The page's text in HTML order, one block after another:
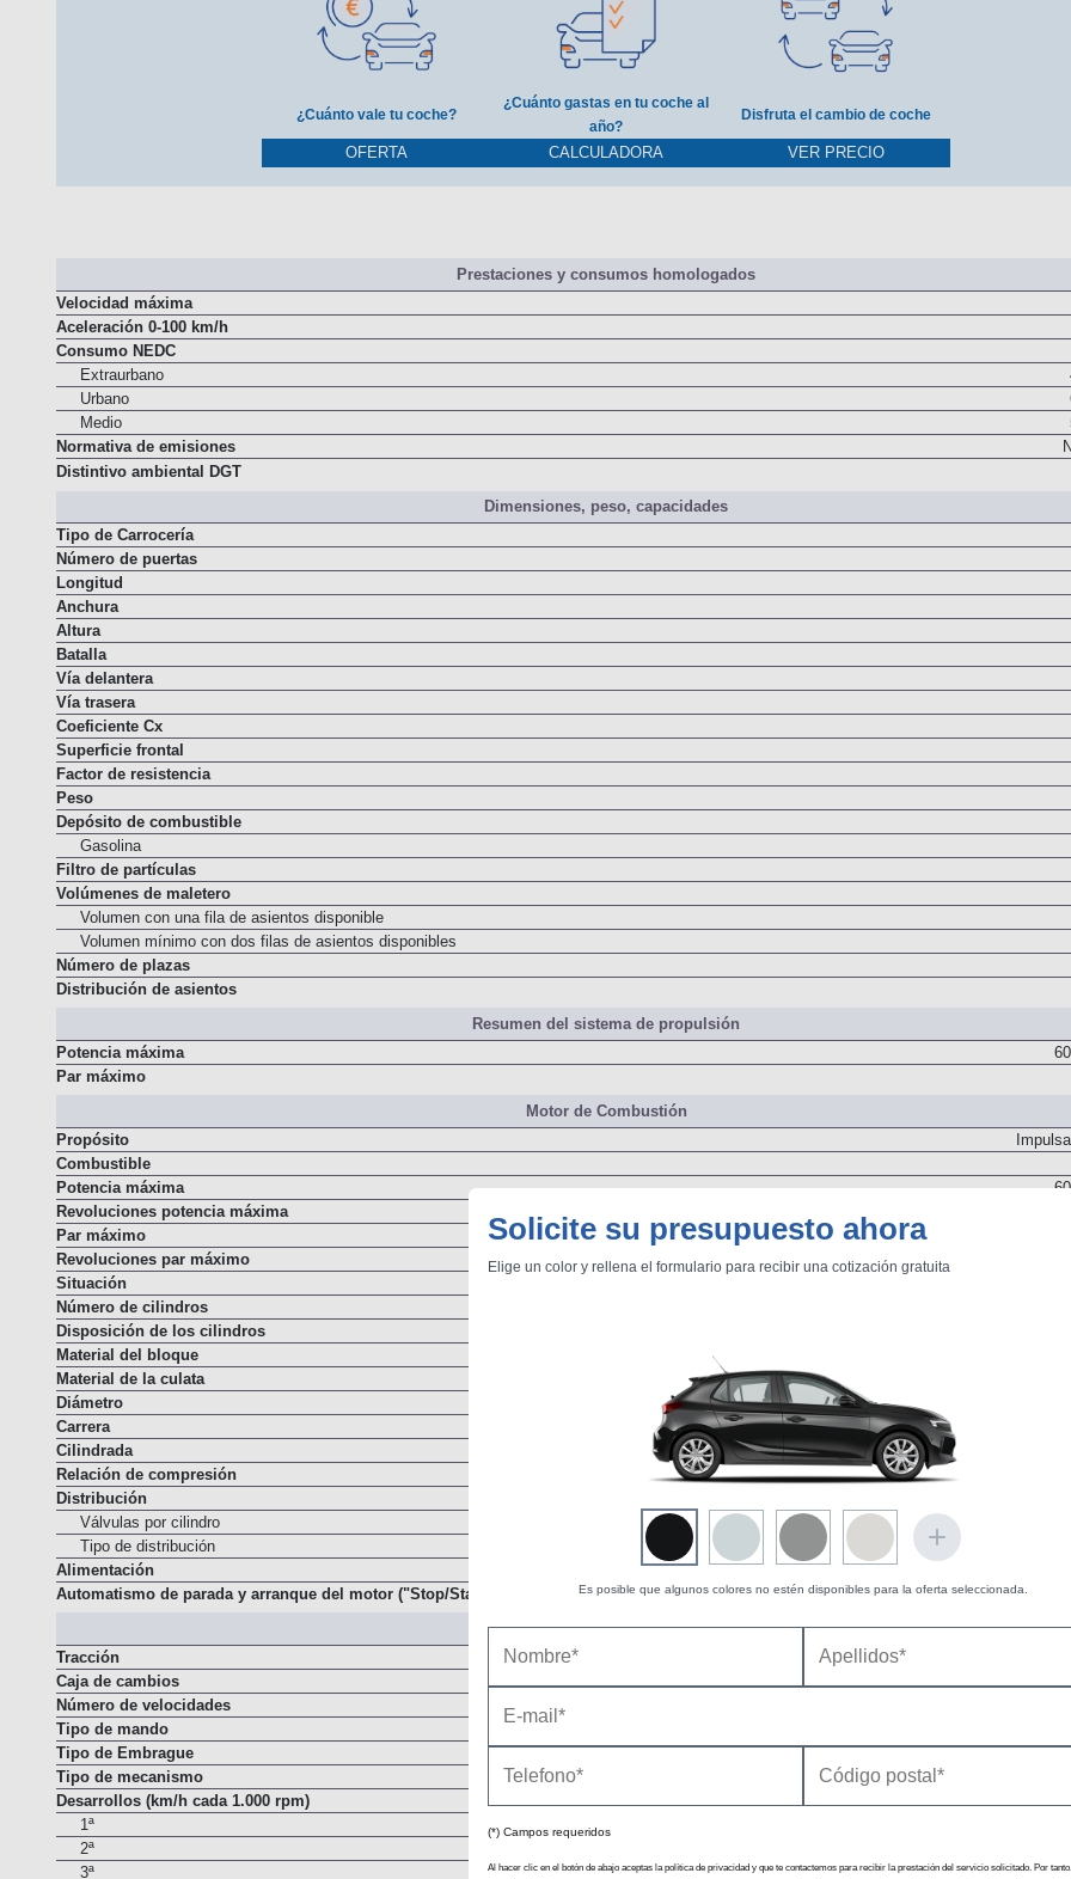
Solicite su presupuesto ahora
Elige un color y rellena el formulario para recibir una cotización gratuita
Es posible que algunos colores no estén disponibles para la oferta seleccionada.
(*) Campos requeridos
Al hacer clic en el botón de abajo aceptas la política de privacidad y que te contactemos para recibir la prestación del servicio solicitado. Por
OFERTA
¿Cuánto gastas en tu coche al
año?
CALCULADORA VER PRECIO
Prestaciones y consumos homologados
Velocidad máxima
Aceleración 0-100 km/h
Consumo NEDC
Extraurbano
Urbano
Medio
Normativa de emisiones
Dimensiones, peso, capacidades
Tipo de Carrocería
Número de puertas
Longitud
Anchura
Altura
Batalla
Vía delantera
Vía trasera
Coeficiente Cx
Superficie frontal
Factor de resistencia
Peso
Depósito de combustible
Gasolina
Filtro de partículas
Volúmenes de maletero
Volumen con una fila de asientos disponible
Volumen mínimo con dos filas de asientos disponibles
Número de plazas
Resumen del sistema de propulsión
Potencia máxima
Motor de Combustión
Propósito
Combustible
Potencia máxima
Revoluciones potencia máxima
Par máximo
Revoluciones par máximo
Situación
Número de cilindros
Disposición de los cilindros
Material del bloque
Material de la culata
Diámetro
Carrera
Cilindrada
Relación de compresión
Distribución
Válvulas por cilindro
Tipo de distribución
Dos árboles de
Alimentación
Inyección Indirecta.
Transmisión
Tracción
Caja de cambios
Número de velocidades
Tipo de mando
Tipo de Embrague
Tipo de mecanismo
Desarrollos (km/h cada 1.000 rpm)
1ª
2ª